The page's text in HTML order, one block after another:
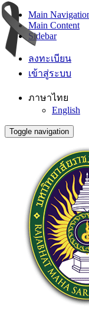
Main
Main Content
Sidebar
ลงทะเบียน
เข้าสู่ระบบ
ภาษาไทย
English
Toggle navigation